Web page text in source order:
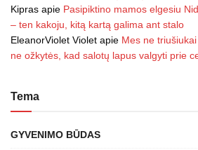
Kipras apie Pasipiktino mamos elgesiu
– ten kakoju, kitą kartą galima ant stalo
EleanorViolet Violet apie Mes ne
ne ožkytės, kad salotų lapus valgyti prie
Tema
GYVENIMO BŪDAS